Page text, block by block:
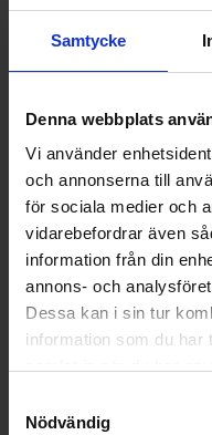
Samtycke
Denna webbplats
Vi använder
och annonserna till
för sociala medier och
vidarebefordrar även
information från din
annons- och
Dessa kan i sin tur
information som du har
Nödvändig